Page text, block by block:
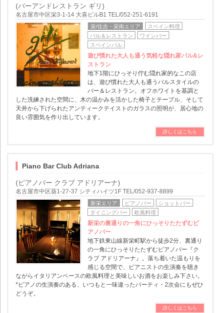
(バーアンドレストラン ギリ)
名古屋市中区栄3-1-14 大喜ビルB1 TEL/052-251-6191
栄/住吉・栄南エリア
スペイン料理
バル＆レストラン
ワインバー
スペインバル
遊び慣れた大人も通う気軽な隠れ家バル&レ
ストラン
地下1階にひっそり佇む隠れ家的なこの店
は、遊び慣れた大人も通うバルスタイルの
バー＆レストラン。オフホワイトを基調と
した洗練された空間に、木の温かみを活かした椅子とテーブル、そして
天井から下げられたアンティークテイストのガラスの照明が、居心地の
良い雰囲気を作り出しています。
詳しくはこちら
Piano Bar Club Adriana
(ピアノバー クラブ アドリアーナ)
名古屋市中区葵1-27-37 シティハイツ1F TEL/052-937-8899
新栄エリア ピアノバー
ショットバー
ダイニングバー
欧風料理
新栄の裏通りの一角にひっそりたたずむピ
アノバー
地下鉄東山線新栄町駅から徒歩2分、裏通り
の一角にひっそりたたずむピアノバー『ク
ラブ アドリアーナ』。落ち着いた温もりを
感じる空間で、ピアニストの生演奏を聴き
ながらイタリアンベースの欧風料理と美味しいお酒をお楽しみ下さい。
*ピアノの生演奏のある、いつもと一味違ったパーティ・2次会にもぜひ
どうぞ。
詳しくはこちら